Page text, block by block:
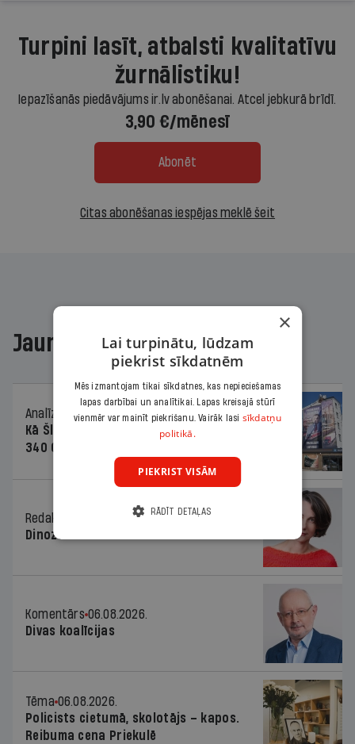
Turpini lasīt, atbalsti kvalitatīvu
žurnālistiku!
Iepazīšanās piedāvājums ir.lv abonēšanai. Atcel jebkurā brīdī.
3,90 €/mēnesī
Abonēt
Citas abonēšanas iespējas meklē šeit
Jaunākajā žurnālā
Analīze
06.08.2026.
Kā Šlesera partija palika nesodīta par
340 000 vērtu reklāmas kampaņu
Redaktores sleja
06.08.2026.
Dinozaura triks
Komentārs 06.08.2026.
Divas koalīcijas
Tēma 06.08.2026.
Policists cietumā, skolotājs – kapos.
Reibuma cena Priekulē
×
Lai turpinātu, lūdzam
piekrist sīkdatnēm
Mēs izmantojam tikai sīkdatnes, kas nepieciešamas
lapas darbībai un analītikai. Lapas kreisajā stūrī
vienmēr var mainīt piekrišanu. Vairāk lasi sīkdatņu
politikā.
PIEKRIST VISĀM
RĀDĪT DETAĻAS